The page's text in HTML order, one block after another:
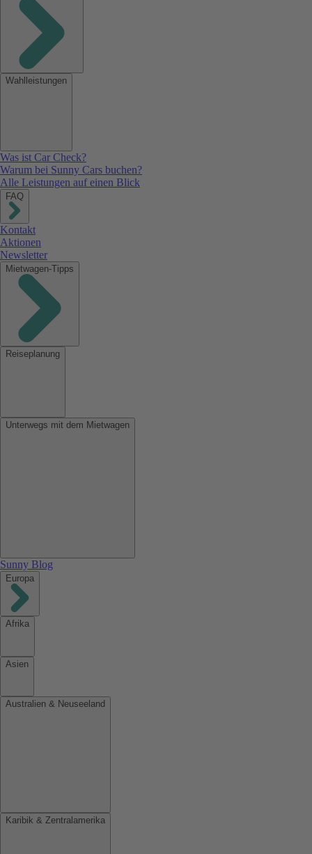
Wahlleistungen
Was ist Car Check?
Warum bei Sunny Cars buchen?
Alle Leistungen auf einen Blick
FAQ
Kontakt
Aktionen
Newsletter
Mietwagen-Tipps
Reiseplanung
Unterwegs mit dem Mietwagen
Sunny Blog
Europa
Afrika
Asien
Australien & Neuseeland
Karibik & Zentralamerika